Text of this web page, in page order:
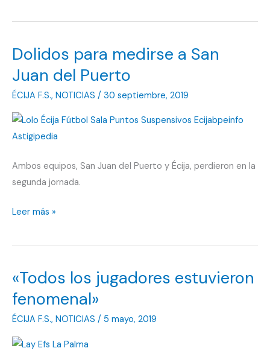
las
bajas,
hay
resarcirse
ante
el
Dolidos para medirse a San
Juan del Puerto
ÉCIJA F.S., NOTICIAS / 30 septiembre, 2019
Ambos equipos, San Juan del Puerto y Écija, perdieron en la
segunda jornada.
Dolidos
medirse
San
Juan
Puerto
Leer más »
«Todos los jugadores estuvieron
fenomenal»
ÉCIJA F.S., NOTICIAS / 5 mayo, 2019